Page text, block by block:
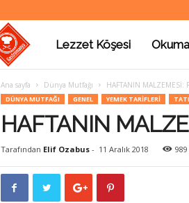
a
t
Lezzet Köşesi
Ana sayfa Dünya Mutfağı HAFTANIN MALZEMESİ:
DÜNYA MUTFAĞI GENEL YEMEK TARIFLERI
HAFTANIN
Tarafından Elif Ozabus- 11 Aralık 2018 989